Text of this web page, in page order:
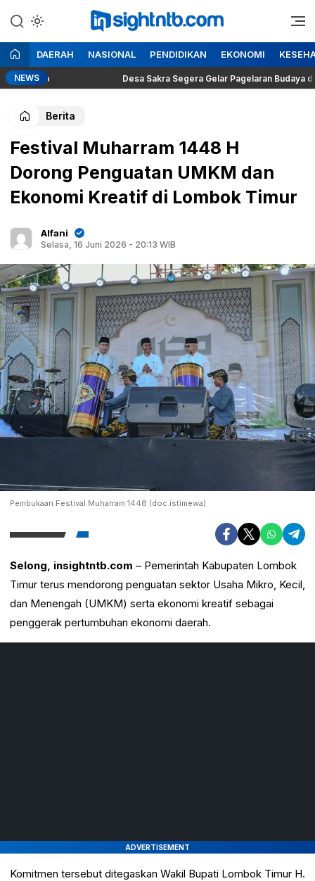
ke
konten
Insight NTB
Berita Seputar NTB
DAERAH NASIONAL PENDIDIKAN EKONOMI
NEWS Desa Sakra Segera Gelar Pagelaran Budaya dan
Berita
Festival Muharram 1448 H
Dorong Penguatan UMKM dan
Ekonomi Kreatif di Lombok Timur
Alfani
Selasa, 16 Juni 2026 - 20:13 WIB
Pembukaan Festival Muharram 1448 (doc.istimewa)
Selong, insightntb.com – Pemerintah Kabupaten Lombok
Timur terus mendorong penguatan sektor Usaha Mikro, Kecil,
dan Menengah (UMKM) serta ekonomi kreatif sebagai
penggerak pertumbuhan ekonomi daerah.
ADVERTISEMENT
Komitmen tersebut ditegaskan Wakil Bupati Lombok Timur H.